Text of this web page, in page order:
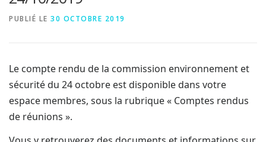
PUBLIÉ LE 30 OCTOBRE 2019
Le compte rendu de la commission environnement et
sécurité du 24 octobre est disponible dans votre
espace membres, sous la rubrique « Comptes rendus
de réunions ».